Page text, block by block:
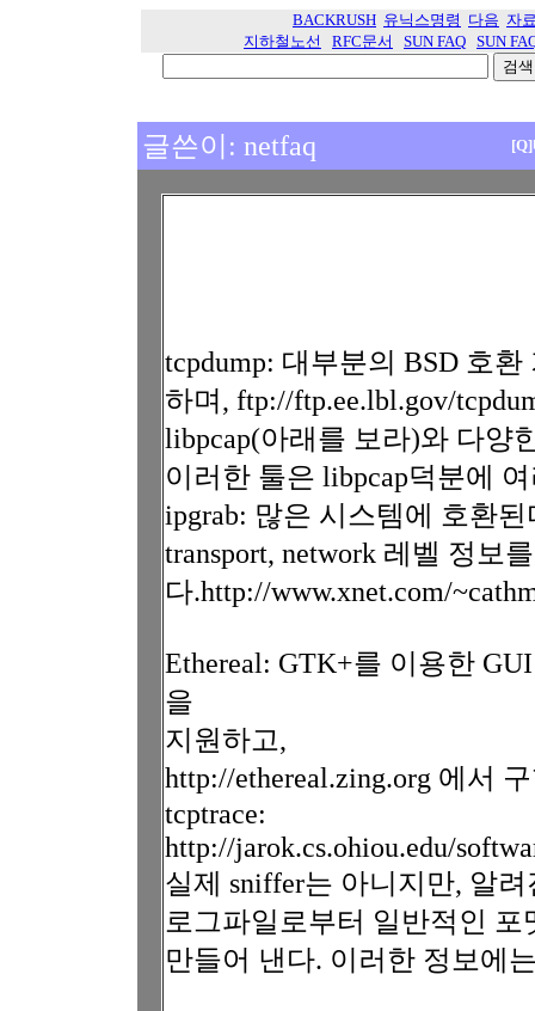
BACKRUSH 유닉스명령 다음 자
지하철노선
RFC문서 SUN FAQ SUN
글쓴이: netfaq
tcpdump: 대부분의 BSD 호
하며, ftp://ftp.ee.lbl.gov/
libpcap(아래를 보라)와 다양
이러한 툴은 libpcap덕분에
ipgrab: 많은 시스템에 호환
transport, network 레벨 정보
다.http://www.xnet.com/
Ethereal: GTK+를 이용한
을
지원하고,
http://ethereal.zing.org 에서
tcptrace:
http://jarok.cs.ohiou.edu/
실제 sniffer는 아니지만, 알
로그파일로부터 일반적인
만들어 낸다. 이러한 정보에